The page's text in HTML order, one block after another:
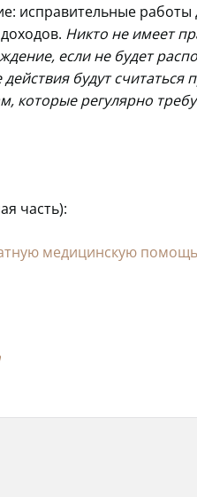
исправительные
Никто не имеет
если не будет
будут
которые регулярно
часть):
медицинскую